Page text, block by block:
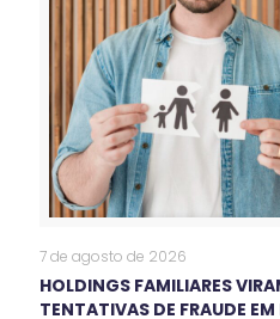
7 de agosto de 2026
HOLDINGS FAMILIARES
TENTATIVAS DE FRAUDE